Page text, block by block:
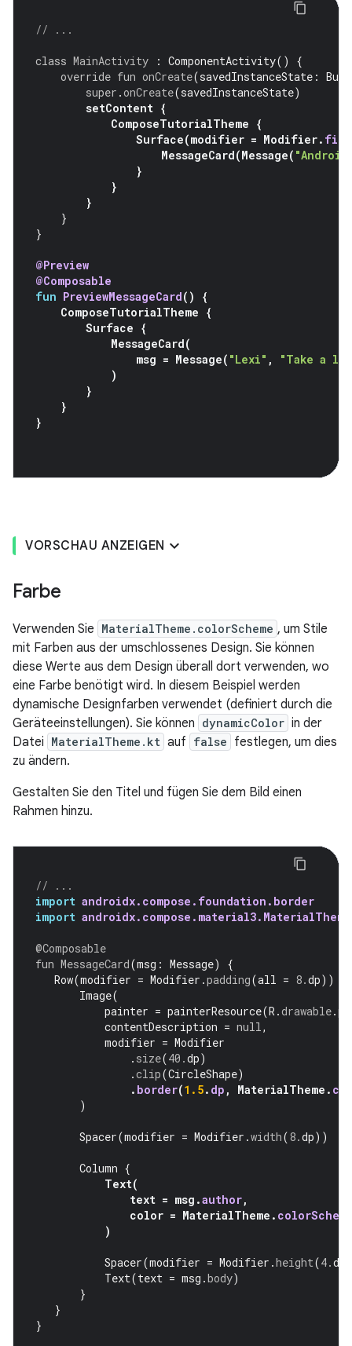
// ...
class MainActivity : ComponentActivity()
{
override fun onCreate(savedInstanceState :
super .onCreate(savedInstanceState)
setContent {
ComposeTutorialTheme {
Surface(modifier = Modifier.
MessageCard(Message(
}
}
}
}
}
@Preview
@Composable
fun PreviewMessageCard()
{
ComposeTutorialTheme {
Surface {
MessageCard(
msg = Message( "Lexi" ,
"Take a
)
}
}
}
VORSCHAU ANZEIGEN
Farbe
Verwenden Sie MaterialTheme.colorScheme , um Stile
mit Farben aus der umschlossenes Design. Sie können
diese Werte aus dem Design überall dort verwenden, wo
eine Farbe benötigt wird. In diesem Beispiel werden
dynamische Designfarben verwendet (definiert durch die
Geräteeinstellungen). Sie können dynamicColor in der
Datei MaterialTheme.kt auf false festlegen, um dies
zu ändern.
Gestalten Sie den Titel und fügen Sie dem Bild einen
Rahmen hinzu.
// ...
import androidx.compose.foundation.border
import androidx.compose.material3.MaterialTheme
@Composable
fun MessageCard(msg : Message)
{
Row(modifier = Modifier .padding(all = 8.dp))
Image(
painter = painterResource(R .drawable.
contentDescription = null,
modifier = Modifier
. size(40.dp)
.clip(CircleShape)
. border(1.5. dp , MaterialTheme .
)
Spacer(modifier = Modifier .width(8.dp))
Column {
Text(
text = msg .author,
color = MaterialTheme .
)
Spacer(modifier = Modifier .height(4.dp
Text(text = msg .body)
}
}
}